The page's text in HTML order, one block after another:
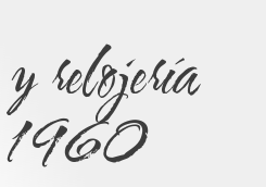
relojería
1960